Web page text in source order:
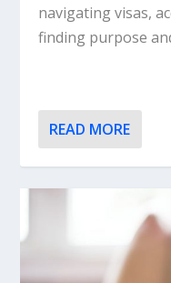
navigating visas,
finding purpose
READ MORE